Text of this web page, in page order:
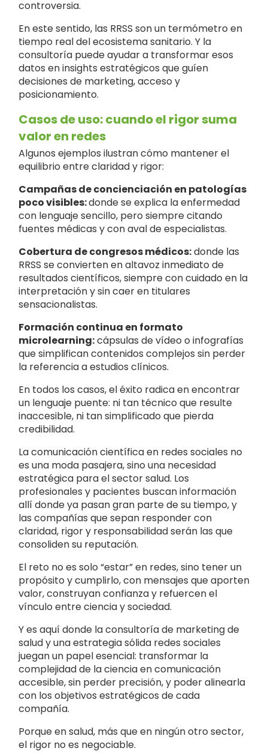
controversia.
En este sentido, las RRSS son un termómetro en
tiempo real del ecosistema sanitario. Y la
consultoría puede ayudar a transformar esos
datos en insights estratégicos que guíen
decisiones de marketing, acceso y
posicionamiento.
Casos de uso: cuando el rigor suma
valor en redes
Algunos ejemplos ilustran cómo mantener el
equilibrio entre claridad y rigor:
Campañas de concienciación en patologías
poco visibles:donde se explica la enfermedad
con lenguaje sencillo, pero siempre citando
fuentes médicas y con aval de especialistas.
Cobertura de congresos médicos:donde las
RRSS se convierten en altavoz inmediato de
resultados científicos, siempre con cuidado en la
interpretación y sin caer en titulares
sensacionalistas.
Formación continua en formato
microlearning:cápsulas de vídeo o infografías
que simplifican contenidos complejos sin perder
la referencia a estudios clínicos.
En todos los casos, el éxito radica en encontrar
un lenguaje puente: ni tan técnico que resulte
inaccesible, ni tan simplificado que pierda
credibilidad.
La comunicación científica en redes sociales no
es una moda pasajera, sino una necesidad
estratégica para el sector salud. Los
profesionales y pacientes buscan información
allí donde ya pasan gran parte de su tiempo, y
las compañías que sepan responder con
claridad, rigor y responsabilidad serán las que
consoliden su reputación.
El reto no es solo “estar” en redes, sino tener un
propósito y cumplirlo, con mensajes que aporten
valor, construyan confianza y refuercen el
vínculo entre ciencia y sociedad.
Y es aquí donde la consultoría de marketing de
salud y una estrategia sólida redes sociales
juegan un papel esencial: transformar la
complejidad de la ciencia en comunicación
accesible, sin perder precisión, y poder alinearla
con los objetivos estratégicos de cada
compañía.
Porque en salud, más que en ningún otro sector,
el rigor no es negociable.